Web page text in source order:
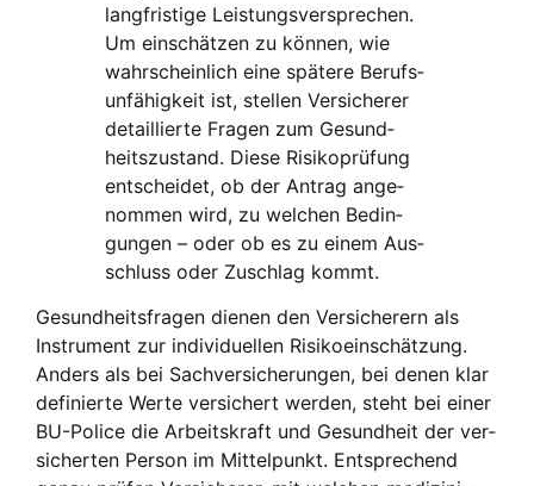
lang­fris­ti­ge Leis­tungs­ver­spre­chen.
Um ein­schät­zen zu kön­nen, wie
wahr­schein­lich eine spä­te­re Berufs­
un­fä­hig­keit ist, stel­len Ver­si­che­rer
detail­lier­te Fra­gen zum Gesund­
heits­zu­stand. Die­se Risi­ko­prü­fung
ent­schei­det, ob der Antrag ange­
nom­men wird, zu wel­chen Bedin­
gun­gen – oder ob es zu einem Aus­
schluss oder Zuschlag kommt.
Gesund­heits­fra­gen die­nen den Ver­si­che­rern als
Instru­ment zur indi­vi­du­el­len Risi­ko­ein­schät­zung.
Anders als bei Sach­ver­si­che­run­gen, bei denen klar
defi­nier­te Wer­te ver­si­chert wer­den, steht bei einer
BU-Poli­ce die Arbeits­kraft und Gesund­heit der ver­
si­cher­ten Per­son im Mit­tel­punkt. Ent­spre­chend